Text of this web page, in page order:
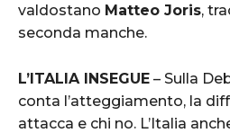
valdostano Matteo Joris,
seconda manche.
L’ITALIA INSEGUE – Sulla
conta l’atteggiamento, la
attacca e chi no. L’Italia